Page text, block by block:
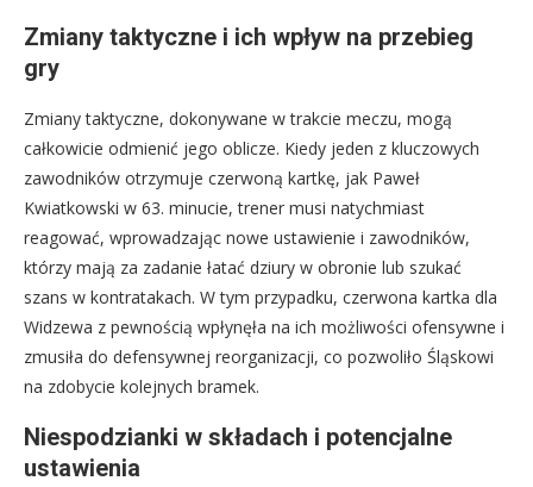
Zmiany taktyczne i ich wpływ na przebieg
gry
Zmiany taktyczne, dokonywane w trakcie meczu, mogą
całkowicie odmienić jego oblicze. Kiedy jeden z kluczowych
zawodników otrzymuje czerwoną kartkę, jak Paweł
Kwiatkowski w 63. minucie, trener musi natychmiast
reagować, wprowadzając nowe ustawienie i zawodników,
którzy mają za zadanie łatać dziury w obronie lub szukać
szans w kontratakach. W tym przypadku, czerwona kartka dla
Widzewa z pewnością wpłynęła na ich możliwości ofensywne i
zmusiła do defensywnej reorganizacji, co pozwoliło Śląskowi
na zdobycie kolejnych bramek.
Niespodzianki w składach i potencjalne
ustawienia